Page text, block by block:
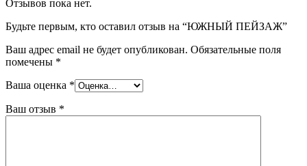
Отзывов пока нет.
Будьте первым, кто оставил отзыв на “ЮЖНЫЙ ПЕЙЗАЖ”
Ваш адрес email не будет опубликован. Обязательные поля
помечены *
Ваша оценка *
Ваш отзыв *